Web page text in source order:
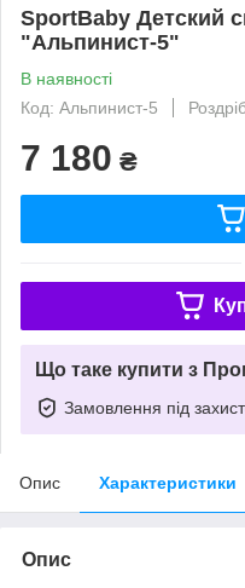
SportBaby Детский
"Альпинист-5"
В наявності
Код: Альпинист-5
7 180 ₴
Що таке купити з
Замовлення під
Опис Характеристики
Опис